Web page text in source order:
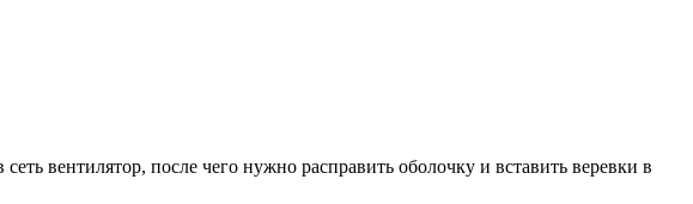
вентилятор, после чего нужно расправить оболочку и вставить веревки в